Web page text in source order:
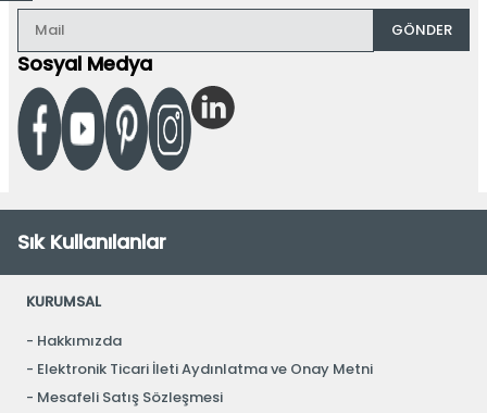
GÖNDER
Sosyal Medya
Sık Kullanılanlar
KURUMSAL
Hakkımızda
Elektronik Ticari İleti Aydınlatma ve Onay Metni
Mesafeli Satış Sözleşmesi